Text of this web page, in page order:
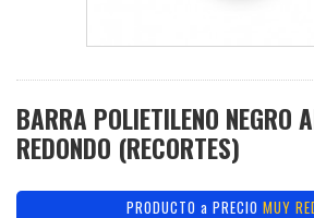
BARRA POLIETILENO NEGRO
REDONDO (RECORTES)
PRODUCTO a PRECIO MUY